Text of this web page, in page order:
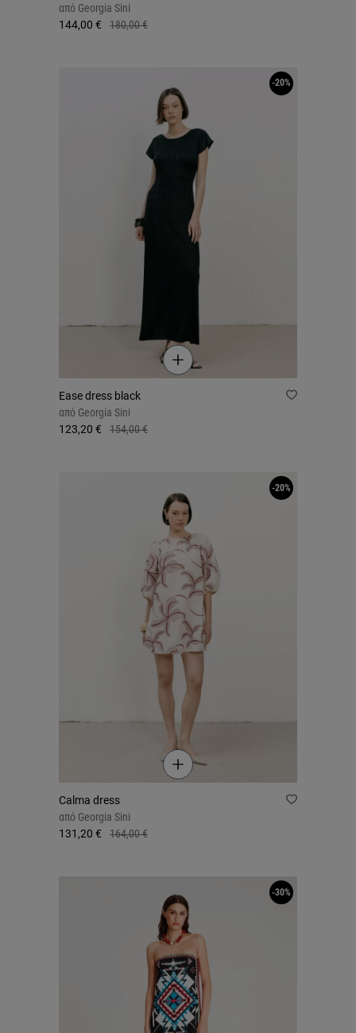
από Georgia Sini
144,00 €
180,00 €
Ease dress black
από Georgia Sini
123,20 €
154,00 €
-20%
Calma dress
από Georgia Sini
131,20 €
164,00 €
-20%
-30%